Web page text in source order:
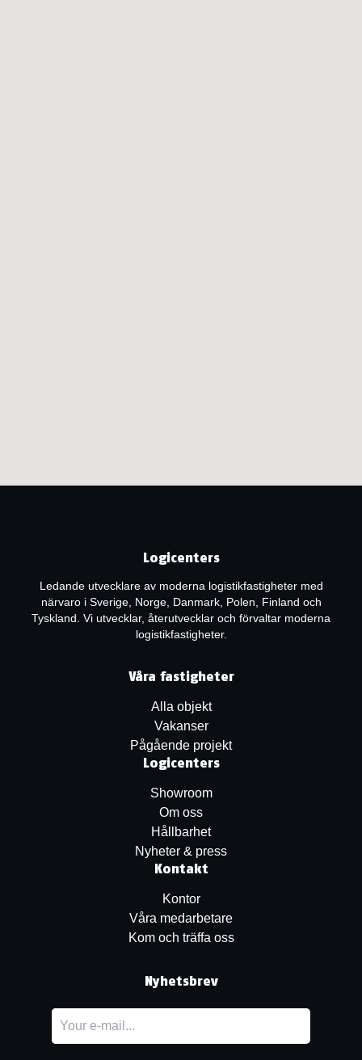
Logicenters
Ledande utvecklare av moderna logistikfastigheter med
närvaro i Sverige, Norge, Danmark, Polen, Finland och
Tyskland. Vi utvecklar, återutvecklar och förvaltar moderna
logistikfastigheter.
Våra fastigheter
Alla objekt
Vakanser
Pågående projekt
Logicenters
Showroom
Om oss
Hållbarhet
Nyheter & press
Kontakt
Kontor
Våra medarbetare
Kom och träffa oss
Nyhetsbrev